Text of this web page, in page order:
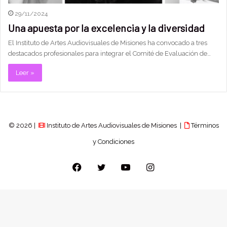
29/11/2024
Una apuesta por la excelencia y la diversidad
El Instituto de Artes Audiovisuales de Misiones ha convocado a tres
destacados profesionales para integrar el Comité de Evaluación de…
Leer »
© 2026 | Instituto de Artes Audiovisuales de Misiones | Términos
y Condiciones
Facebook
Twitter YouTubeInstagram